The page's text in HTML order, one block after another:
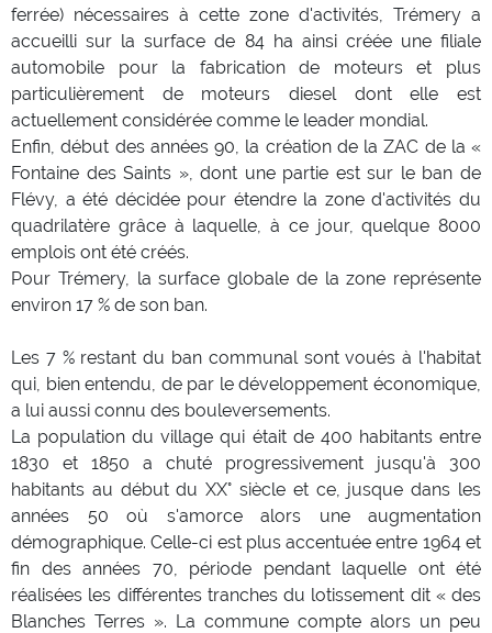
ferrée) nécessaires à cette zone d'activités, Trémery a
accueilli sur la surface de 84 ha ainsi créée une filiale
automobile pour la fabrication de moteurs et plus
particulièrement de moteurs diesel dont elle est
actuellement considérée comme le leader mondial.
Enfin, début des années 90, la création de la ZAC de la «
Fontaine des Saints », dont une partie est sur le ban de
Flévy, a été décidée pour étendre la zone d'activités du
quadrilatère grâce à laquelle, à ce jour, quelque 8000
emplois ont été créés.
Pour Trémery, la surface globale de la zone représente
environ 17 % de son ban.
Les 7 % restant du ban communal sont voués à l'habitat
qui, bien entendu, de par le développement économique,
a lui aussi connu des bouleversements.
La population du village qui était de 400 habitants entre
1830 et 1850 a chuté progressivement jusqu'à 300
habitants au début du XX° siècle et ce, jusque dans les
années 50 où s'amorce alors une augmentation
démographique. Celle-ci est plus accentuée entre 1964 et
fin des années 70, période pendant laquelle ont été
réalisées les différentes tranches du lotissement dit « des
Blanches Terres ». La commune compte alors un peu